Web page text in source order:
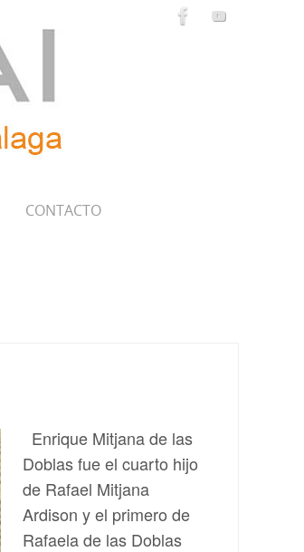
CONTACTO
Enrique Mitjana de las
Doblas fue el cuarto hijo
de Rafael Mitjana
Ardison y el primero de
Rafaela de las Doblas